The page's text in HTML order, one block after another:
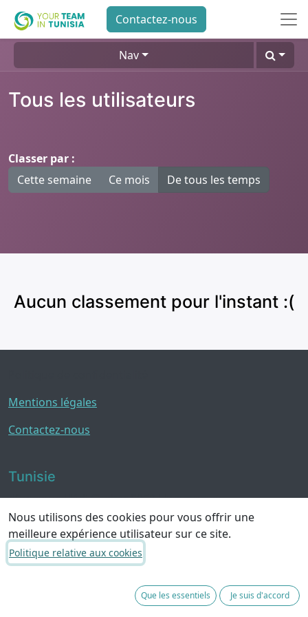
Contactez-nous
Nav
Tous les utilisateurs
Classer par :
Cette semaine
Ce mois De tous les temps
Aucun classement pour l'instant :(
Mentions légales
Contactez-nous
Tunisie
40 avenue Hédi Chaker8050 Hammamet
Contactez-nous
hello@yourteamintunisia.com
Nous utilisons des cookies pour vous offrir une
meilleure expérience utilisateur sur ce site.
Politique relative aux cookies
Que les essentiels Je suis d'accord